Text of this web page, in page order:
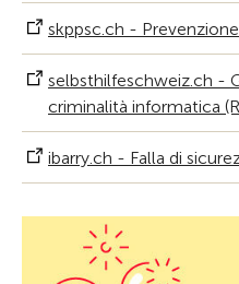
skppsc.ch -
selbsthilfeschweiz.ch -
criminalità informatica
ibarry.ch - Falla di